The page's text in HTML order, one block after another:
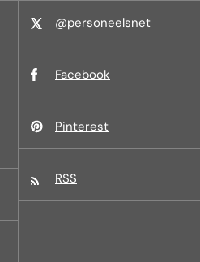
@personeelsnet
Facebook
Pinterest
RSS